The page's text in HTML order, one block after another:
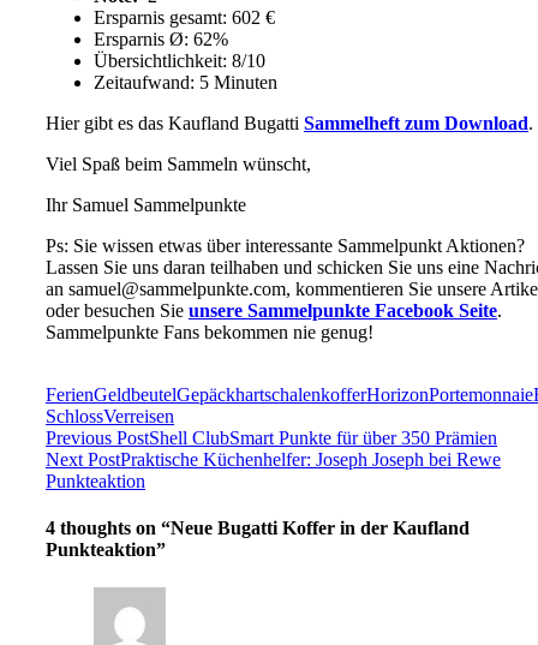
Ersparnis gesamt: 602 €
Ersparnis Ø: 62%
Übersichtlichkeit: 8/10
Zeitaufwand: 5 Minuten
Hier gibt es das Kaufland Bugatti Sammelheft zum Download.
Viel Spaß beim Sammeln wünscht,
Ihr Samuel Sammelpunkte
Ps: Sie wissen etwas über interessante Sammelpunkt Aktionen?
Lassen Sie uns daran teilhaben und schicken Sie uns eine
an samuel@sammelpunkte.com, kommentieren Sie unsere
oder besuchen Sie unsere Sammelpunkte Facebook Seite.
Sammelpunkte Fans bekommen nie genug!
FerienGeldbeutelGepäckhartschalenkofferHorizonPortemonnaie
SchlossVerreisen
Previous PostShell ClubSmart Punkte für über 350 Prämien
Next PostPraktische Küchenhelfer: Joseph Joseph bei Rewe
Punkteaktion
4 thoughts on “Neue Bugatti Koffer in der Kaufland
Punkteaktion”